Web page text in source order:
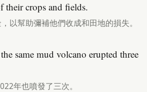
their crops and fields.
以幫助彌補他們收成和田地的損失。
same mud volcano erupted three
年也噴發了三次。